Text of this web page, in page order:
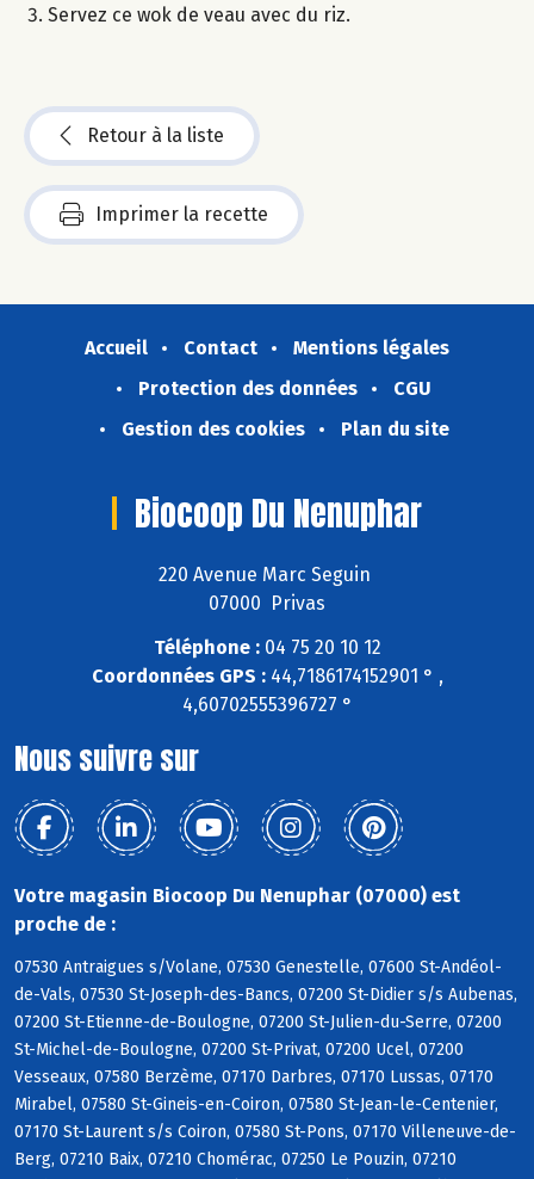
Servez ce wok de veau avec du riz.
Retour à la liste
Imprimer la recette
Accueil Contact
Mentions légales
Protection des données
CGU
Gestion des cookies
Plan du site
Biocoop Du Nenuphar
220 Avenue Marc Seguin
07000 Privas
Téléphone :04 75 20 10 12
Coordonnées GPS :44,7186174152901 ° ,
4,60702555396727 °
Nous suivre sur
Votre magasin Biocoop Du Nenuphar (07000) est
proche de :
07530 Antraigues s/Volane, 07530 Genestelle, 07600 St-Andéol-
de-Vals, 07530 St-Joseph-des-Bancs, 07200 St-Didier s/s Aubenas,
07200 St-Etienne-de-Boulogne, 07200 St-Julien-du-Serre, 07200
St-Michel-de-Boulogne, 07200 St-Privat, 07200 Ucel, 07200
Vesseaux, 07580 Berzème, 07170 Darbres, 07170 Lussas, 07170
Mirabel, 07580 St-Gineis-en-Coiron, 07580 St-Jean-le-Centenier,
07170 St-Laurent s/s Coiron, 07580 St-Pons, 07170 Villeneuve-de-
Berg, 07210 Baix, 07210 Chomérac, 07250 Le Pouzin, 07210